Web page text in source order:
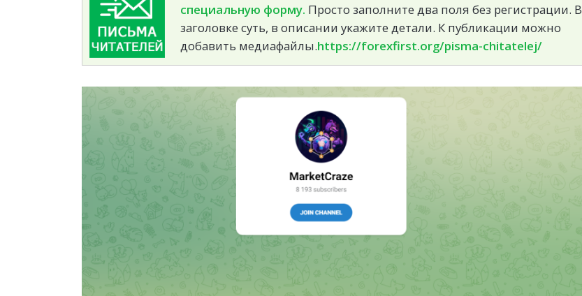
специальную форму. Просто заполните два поля без регистрации. В
заголовке суть, в описании укажите детали. К публикации можно
добавить медиафайлы.https://forexfirst.org/pisma-chitatelej/